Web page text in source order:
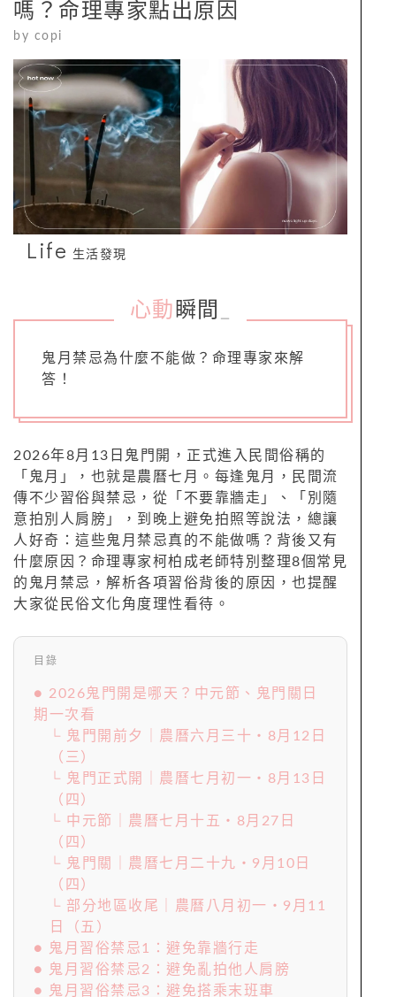
嗎？命理專家點出原因
by copi
Life 生活發現
心動 瞬間
鬼月禁忌為什麼不能做？命理專家來解
答！
2026年8月13日鬼門開，正式進入民間俗稱的
「鬼月」，也就是農曆七月。每逢鬼月，民間流
傳不少習俗與禁忌，從「不要靠牆走」、「別隨
意拍別人肩膀」，到晚上避免拍照等說法，總讓
人好奇：這些鬼月禁忌真的不能做嗎？背後又有
什麼原因？命理專家柯柏成老師特別整理8個常見
的鬼月禁忌，解析各項習俗背後的原因，也提醒
大家從民俗文化角度理性看待。
目錄
● 2026鬼門開是哪天？中元節、鬼門關日
期一次看
└ 鬼門開前夕｜農曆六月三十‧8月12日
（三）
└ 鬼門正式開｜農曆七月初一‧8月13日
（四）
└ 中元節｜農曆七月十五‧8月27日
（四）
└ 鬼門關｜農曆七月二十九‧9月10日
（四）
└ 部分地區收尾｜農曆八月初一‧9月11
日（五）
● 鬼月習俗禁忌1：避免靠牆行走
● 鬼月習俗禁忌2：避免亂拍他人肩膀
● 鬼月習俗禁忌3：避免搭乘末班車